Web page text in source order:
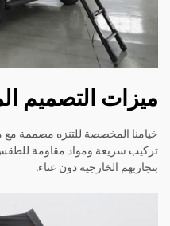
ميزات التصميم
خيامنا المخصصة للتنزه مصممة مع
تركيب سريعة ومواد مقاومة
بتجاربهم الخارجية دون عناء.